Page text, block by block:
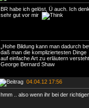
BR habe ich gelöst, Ü auch. Ich
sehr gut vor mir
„Hohe Bildung kann man dadurch
daß man die kompliziertesten Dinge
auf einfache Art zu erläutern
George Bernard Shaw
04.04.12 17:56
hmm .. also wenn ihr bei der